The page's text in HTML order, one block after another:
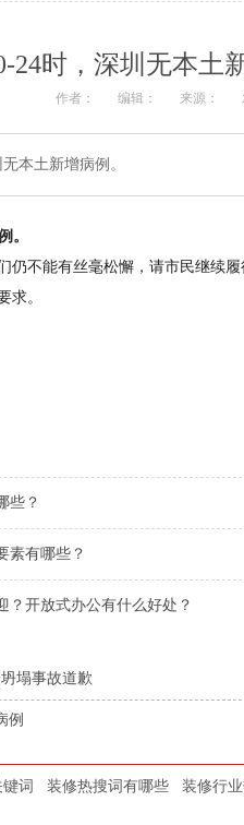
24时，深圳无本
作者： 编辑： 来源：
本土新增病例。
。
仍不能有丝毫松懈，请市民继续
求。
些？
素有哪些？
？开放式办公有什么好处？
塌事故道歉
例
词 装修热搜词有哪些 装修行